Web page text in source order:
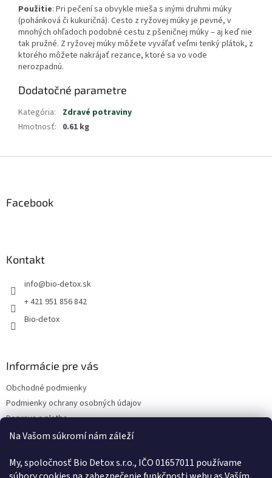
Na Vašom súkromí nám záleží
My, spoločnosť Bio Detox s.r.o., IČO 01657011 používame
Použitie: Pri pečení sa obvykle mieša s inými druhmi múky
(pohánková či kukuričná). Cesto z ryžovej múky je pevné, v
mnohých ohľadoch podobné cestu z pšeničnej múky – aj keď nie
tak pružné. Z ryžovej múky môžete vyváľať veľmi tenký plátok, z
ktorého môžete nakrájať rezance, ktoré sa vo vode
nerozpadnú.
Dodatočné parametre
Kategória:
Zdravé potraviny
Hmotnosť: 0.61 kg
Facebook
Kontakt
info@bio-detox.sk
+ 421 951 856 842
Bio-detox
Informácie pre vás
Obchodné podmienky
Podmienky ochrany osobných údajov
Doprava a platba
Kontakty
Reklamačný poriadok